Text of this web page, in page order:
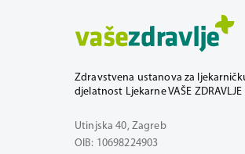
Zdravstvena ustanova za
djelatnost Ljekarne VAŠE ZDRAVLJE
Utinjska 40, Zagreb
OIB: 10698224903